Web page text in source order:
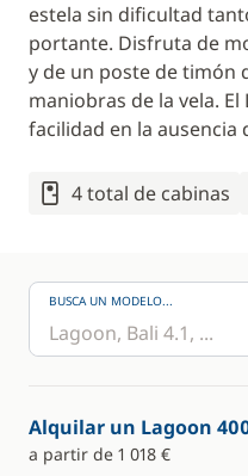
estela sin dificultad
portante. Disfruta de
y de un poste de timón
maniobras de la vela.
facilidad en la ausencia
4 total de cabinas
BUSCA UN MODELO...
Alquilar un Lagoon
a partir de 1 018 €